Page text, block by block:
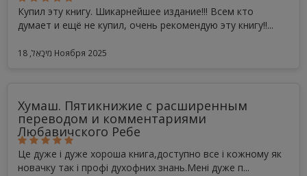
Купил эту книгу. Шикарнейшее издание!!! Всем кто
думает и ещё не купил, очень рекомендую эту книгу!!...
מִיכָאֵל, 18 Ноября 2025
Хумаш. Пятикнижие с расширенным
переводом и комментариями
Любавичского Ребе
Це дуже і дуже хороша книга,доступно все і кожному як
новачку так і профі духофних знань.Мені дуже п...